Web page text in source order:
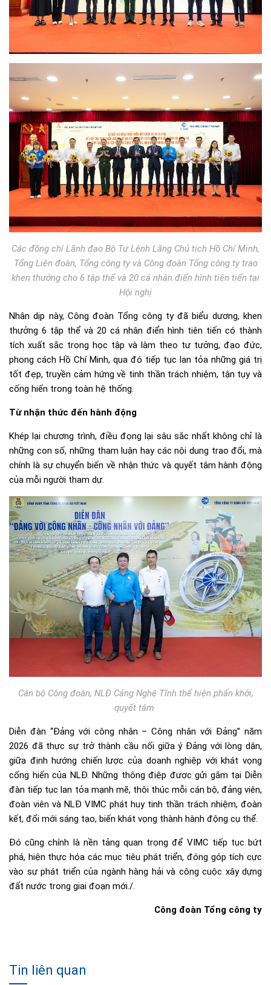
Các đồng chí Lãnh đạo Bộ Tư Lệnh Lăng Chủ tịch Hồ Chí Minh,
Tổng Liên đoàn, Tổng công ty và Công đoàn Tổng công ty trao
khen thưởng cho 6 tập thể và 20 cá nhân điển hình tiên tiến tại
Hội nghị
Nhân dịp này, Công đoàn Tổng công ty đã biểu dương, khen
thưởng 6 tập thể và 20 cá nhân điển hình tiên tiến có thành
tích xuất sắc trong học tập và làm theo tư tưởng, đạo đức,
phong cách Hồ Chí Minh, qua đó tiếp tục lan tỏa những giá trị
tốt đẹp, truyền cảm hứng về tinh thần trách nhiệm, tận tụy và
cống hiến trong toàn hệ thống.
Từ nhận thức đến hành động
Khép lại chương trình, điều đọng lại sâu sắc nhất không chỉ là
những con số, những tham luận hay các nội dung trao đổi, mà
chính là sự chuyển biến về nhận thức và quyết tâm hành động
của mỗi người tham dự.
Cán bộ Công đoàn, NLĐ Cảng Nghệ Tĩnh thể hiện phấn khởi,
quyết tâm
Diễn đàn “Đảng với công nhân – Công nhân với Đảng” năm
2026 đã thực sự trở thành cầu nối giữa ý Đảng với lòng dân,
giữa định hướng chiến lược của doanh nghiệp với khát vọng
cống hiến của NLĐ. Những thông điệp được gửi gắm tại Diễn
đàn tiếp tục lan tỏa mạnh mẽ, thôi thúc mỗi cán bộ, đảng viên,
đoàn viên và NLĐ VIMC phát huy tinh thần trách nhiệm, đoàn
kết, đổi mới sáng tạo, biến khát vọng thành hành động cụ thể.
Đó cũng chính là nền tảng quan trọng để VIMC tiếp tục bứt
phá, hiện thực hóa các mục tiêu phát triển, đóng góp tích cực
vào sự phát triển của ngành hàng hải và công cuộc xây dựng
đất nước trong giai đoạn mới./.
Công đoàn Tổng công ty
Tin liên quan